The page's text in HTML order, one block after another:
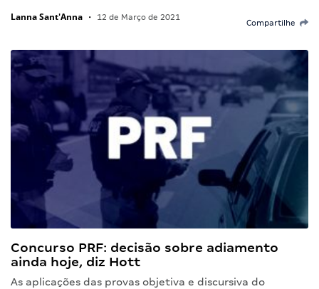
Lanna Sant'Anna • 12 de Março de 2021
Compartilhe
Concurso PRF: decisão sobre adiamento
ainda hoje, diz Hott
As aplicações das provas objetiva e discursiva do